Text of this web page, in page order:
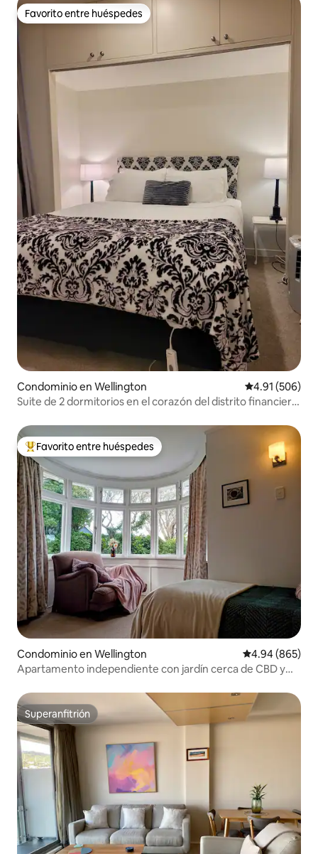
Favorito entre huéspedes
Favorito entre huéspedes
Condominio en Wellington Calificación
4.91 (506)
Suite de 2 dormitorios en el corazón del distrito financiero
De los mejores en Favorito entre huéspedes
Favorito entre huéspedes
Condominio en Wellington Calificación
4.94 (865)
Apartamento independiente con jardín cerca de CBD y
Superanfitrión
Superanfitrión